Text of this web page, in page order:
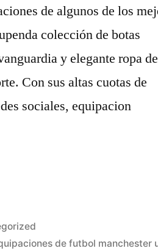
de algunos de los
colección de botas
y elegante ropa
Con sus altas cuotas de
sociales, equipacion
de futbol manchester